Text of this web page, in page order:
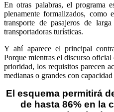
En otras palabras, el programa
plenamente formalizados, como
transporte de pasajeros de
transportadoras turísticas.
Y ahí aparece el principal
Porque mientras el discurso
prioridad, los requisitos parecen
medianas o grandes con
El esquema permitirá
de hasta 86% en la